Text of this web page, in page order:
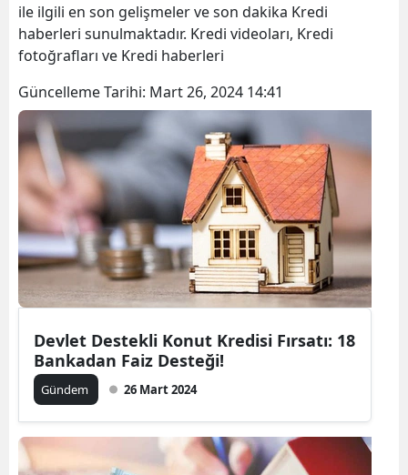
Artvin
Aydın
Balıkesir
Bingöl
Bitlis
Bolu
Burdur
Bursa
Çanakkale
Çorum
Denizli
ile ilgili en son gelişmeler ve son dakika Kredi
haberleri sunulmaktadır. Kredi videoları, Kredi
fotoğrafları ve Kredi haberleri
Güncelleme Tarihi: Mart 26, 2024 14:41
Devlet Destekli Konut Kredisi Fırsatı: 18
Bankadan Faiz Desteği!
Gündem 26 Mart 2024